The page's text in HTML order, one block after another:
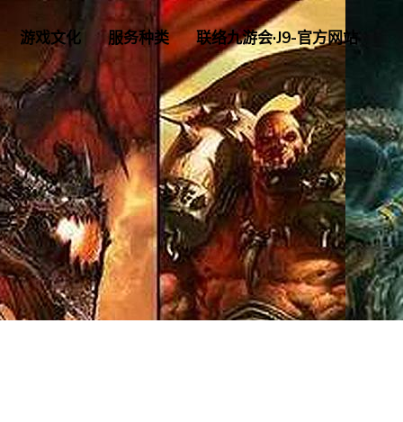
游戏文化 服务种类 联络九游会·J9-官方网站